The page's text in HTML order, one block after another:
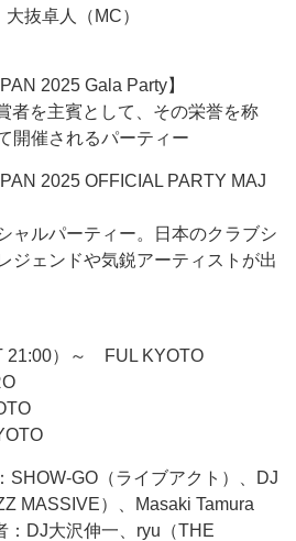
抜卓人（MC）
2025 Gala Party】
者を主賓として、その栄誉を称
開催されるパーティー
2025 OFFICIAL PARTY MAJ
ャルパーティー。日本のクラブシ
ジェンドや気鋭アーティストが出
21:00）～ FUL KYOTO
SHOW-GO（ライブアクト）、DJ
MASSIVE）、Masaki Tamura
：DJ大沢伸一、ryu（THE